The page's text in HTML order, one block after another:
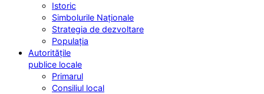
Istoric
Simbolurile Naționale
Strategia de dezvoltare
Populația
Autoritățile
publice locale
Primarul
Consiliul local